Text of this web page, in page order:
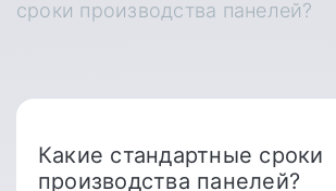
сроки производства панелей?
Какие стандартные сроки
производства панелей?